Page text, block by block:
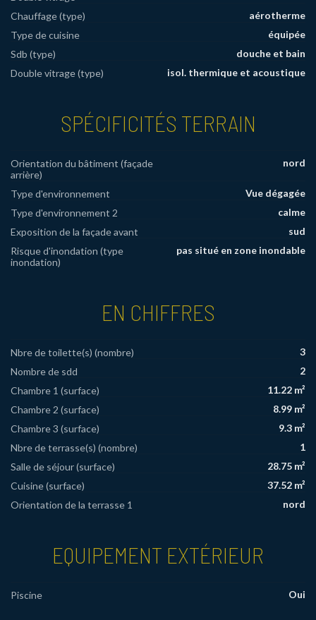
Chauffage (type)
aérotherme
Type de cuisine
équipée
Sdb (type)
douche et bain
Double vitrage (type)
isol. thermique et acoustique
SPÉCIFICITÉS TERRAIN
Orientation du bâtiment (façade
arrière)
nord
Type d'environnement
Vue dégagée
Type d'environnement 2
calme
Exposition de la façade avant
sud
Risque d'inondation (type
inondation)
pas situé en zone inondable
EN CHIFFRES
Nbre de toilette(s) (nombre)
3
Nombre de sdd
2
Chambre 1 (surface)
11.22 m²
Chambre 2 (surface)
8.99 m²
Chambre 3 (surface)
9.3 m²
Nbre de terrasse(s) (nombre)
1
Salle de séjour (surface)
28.75 m²
Cuisine (surface)
37.52 m²
Orientation de la terrasse 1
nord
EQUIPEMENT EXTÉRIEUR
Piscine Oui